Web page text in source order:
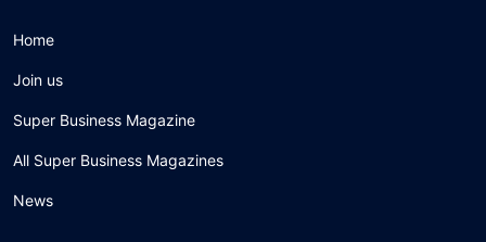
Home
Join us
Super Business Magazine
All Super Business Magazines
News